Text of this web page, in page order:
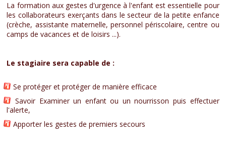
La formation aux gestes d'urgence à l'enfant est essentielle pour
les collaborateurs exerçants dans le secteur de la petite enfance
(crèche, assistante maternelle, personnel périscolaire, centre ou
camps de vacances et de loisirs ...).
Le stagiaire sera capable de :
Se protéger et protéger de manière efficace
Savoir Examiner un enfant ou un nourrisson puis effectuer
l'alerte,
Apporter les gestes de premiers secours